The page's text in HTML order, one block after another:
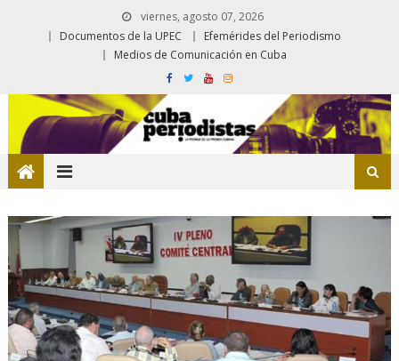
viernes, agosto 07, 2026
Documentos de la UPEC
Efemérides del Periodismo
Medios de Comunicación en Cuba